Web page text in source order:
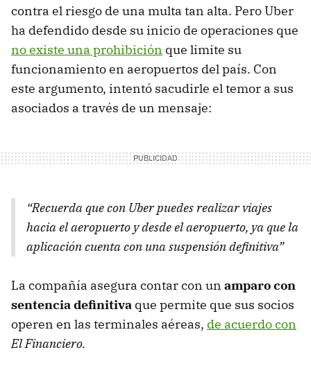
contra el riesgo de una multa tan alta. Pero Uber
ha defendido desde su inicio de operaciones que
no existe una prohibición que limite su
funcionamiento en aeropuertos del país. Con
este argumento, intentó sacudirle el temor a sus
asociados a través de un mensaje:
“Recuerda que con Uber puedes realizar viajes
hacia el aeropuerto y desde el aeropuerto, ya que la
aplicación cuenta con una suspensión definitiva”
La compañía asegura contar con un amparo con
sentencia definitiva que permite que sus socios
operen en las terminales aéreas, de acuerdo con
El Financiero.